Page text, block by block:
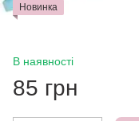
Новинка
В наявності
85 грн